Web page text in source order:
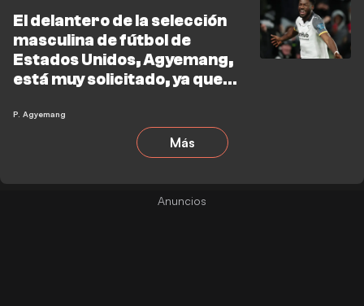
El delantero de la selección
masculina de fútbol de
Estados Unidos, Agyemang,
está muy solicitado, ya que
League se interesan por su
fichaje este verano
P. Agyemang
Más